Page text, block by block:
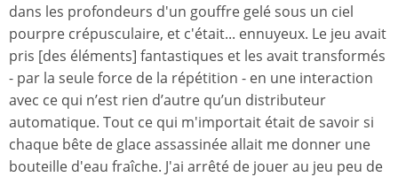
dans les profondeurs d'un gouffre gelé sous un ciel
pourpre crépusculaire, et c'était... ennuyeux. Le jeu avait
pris [des éléments] fantastiques et les avait transformés
- par la seule force de la répétition - en une interaction
avec ce qui n’est rien d’autre qu’un distributeur
automatique. Tout ce qui m'importait était de savoir si
chaque bête de glace assassinée allait me donner une
bouteille d'eau fraîche. J'ai arrêté de jouer au jeu peu de